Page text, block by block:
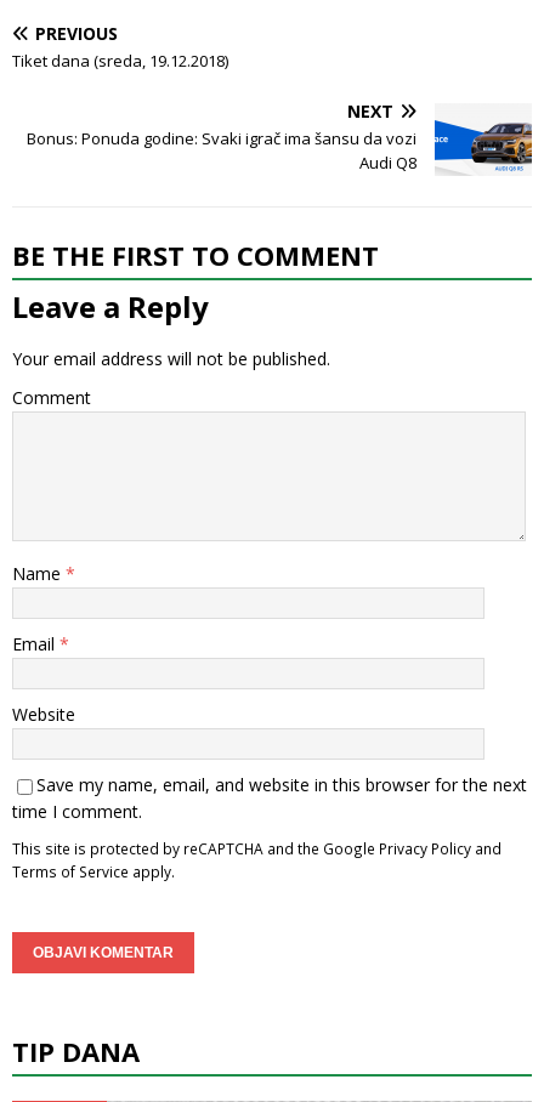
PREVIOUS
Tiket dana (sreda, 19.12.2018)
NEXT
Bonus: Ponuda godine: Svaki igrač ima šansu da vozi
Audi Q8
BE THE FIRST TO COMMENT
Leave a Reply
Your email address will not be published.
Comment
Name *
Email *
Website
Save my name, email, and website in this browser for the next
time I comment.
This site is protected by reCAPTCHA and the Google Privacy Policy and
Terms of Service apply.
TIP DANA